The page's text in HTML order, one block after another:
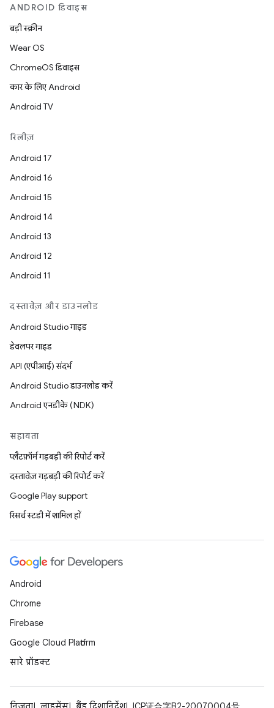
ANDROID डिवाइस
बड़ी स्क्रीन
Wear OS
ChromeOS डिवाइस
कार के लिए Android
Android TV
रिलीज़
Android 17
Android 16
Android 15
Android 14
Android 13
Android 12
Android 11
दस्तावेज़ और डाउनलोड
Android Studio गाइड
डेवलपर गाइड
API (एपीआई) संदर्भ
Android Studio डाउनलोड करें
Android एनडीके (NDK)
सहायता
प्लैटफ़ॉर्म गड़बड़ी की रिपोर्ट करें
दस्तावेज़ गड़बड़ी की रिपोर्ट करें
Google Play support
रिसर्च स्टडी में शामिल हों
Android
Chrome
Firebase
Google Cloud Platform
सारे प्रॉडक्ट